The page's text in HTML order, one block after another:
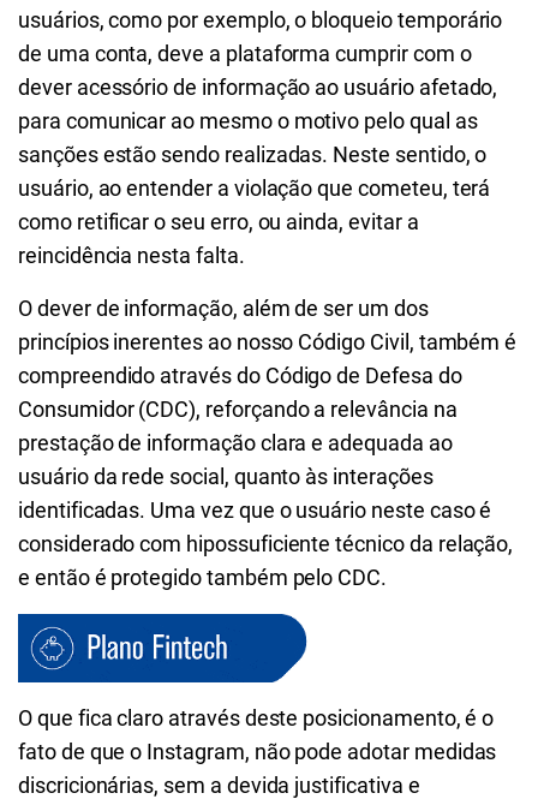
usuários, como por exemplo, o bloqueio temporário
de uma conta, deve a plataforma cumprir com o
dever acessório de informação ao usuário afetado,
para comunicar ao mesmo o motivo pelo qual as
sanções estão sendo realizadas. Neste sentido, o
usuário, ao entender a violação que cometeu, terá
como retificar o seu erro, ou ainda, evitar a
reincidência nesta falta.
O dever de informação, além de ser um dos
princípios inerentes ao nosso Código Civil, também é
compreendido através do Código de Defesa do
Consumidor (CDC), reforçando a relevância na
prestação de informação clara e adequada ao
usuário da rede social, quanto às interações
identificadas. Uma vez que o usuário neste caso é
considerado com hipossuficiente técnico da relação,
e então é protegido também pelo CDC.
O que fica claro através deste posicionamento, é o
fato de que o Instagram, não pode adotar medidas
discricionárias, sem a devida justificativa e